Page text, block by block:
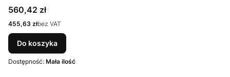
Cena
560,42 zł
Cena
455,63 złbez VAT
Do koszyka
Dostępność: Mała ilość